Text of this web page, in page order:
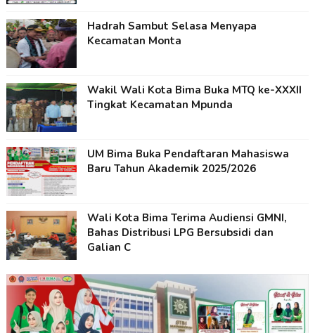
Hadrah Sambut Selasa Menyapa
Kecamatan Monta
Wakil Wali Kota Bima Buka MTQ ke-XXXII
Tingkat Kecamatan Mpunda
UM Bima Buka Pendaftaran Mahasiswa
Baru Tahun Akademik 2025/2026
Wali Kota Bima Terima Audiensi GMNI,
Bahas Distribusi LPG Bersubsidi dan
Galian C